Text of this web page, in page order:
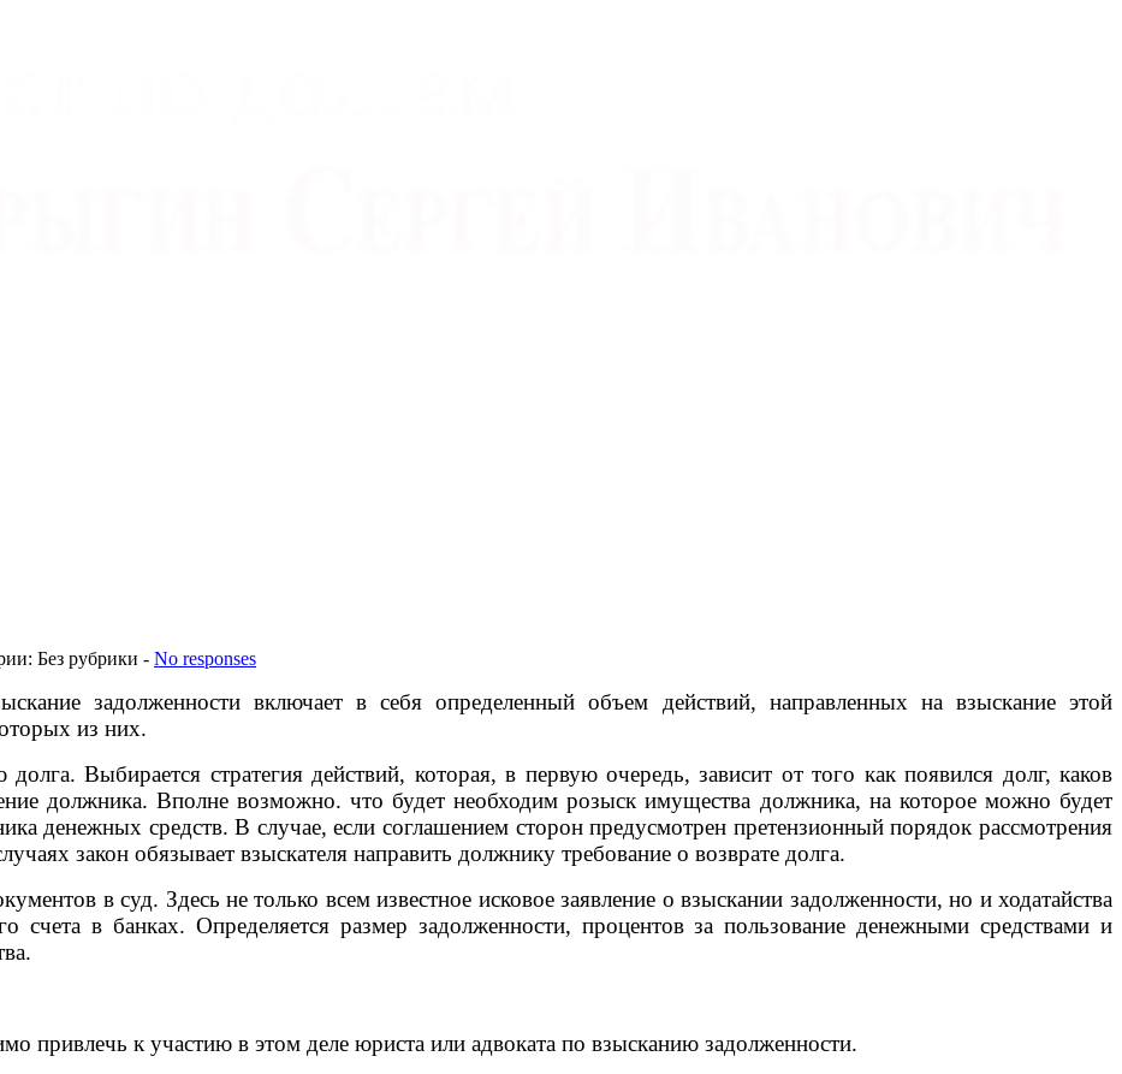
Без рубрики - No responses
задолженности включает в себя определенный объем действий, направленных на взыскание этой
из них.
Выбирается стратегия действий, которая, в первую очередь, зависит от того как появился долг, каков
должника. Вполне возможно. что будет необходим розыск имущества должника, на которое можно будет
денежных средств. В случае, если соглашением сторон предусмотрен претензионный порядок рассмотрения
закон обязывает взыскателя направить должнику требование о возврате долга.
в суд. Здесь не только всем известное исковое заявление о взыскании задолженности, но и ходатайства
счета в банках. Определяется размер задолженности, процентов за пользование денежными средствами и
привлечь к участию в этом деле юриста или адвоката по взысканию задолженности.